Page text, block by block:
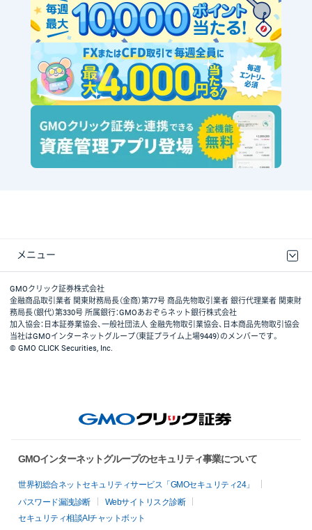
メニュー
取引規程・約款
最良執行方針
ディスクレイマー
リスク説明
GMOクリック証券ホームページ
GMOクリック証券株式会社
金融商品取引業者 関東財務局長（金商）第77号 商品先物取引業者 銀行代理業者 関東財
務局長（銀代）第330号 所属銀行：GMOあおぞらネット銀行株式会社
加入協会：日本証券業協会、一般社団法人 金融先物取引業協会、日本商品先物取引協会
当社はGMOインターネットグループ（東証プライム上場9449）のメンバーです。
© GMO CLICK Securities, Inc.
GMOインターネットグループのセキュリティ事業について
世界初総合ネットセキュリティサービス「GMOセキュリティ24」
パスワード漏洩診断
Webサイトリスク診断
セキュリティ相談AIチャットボット